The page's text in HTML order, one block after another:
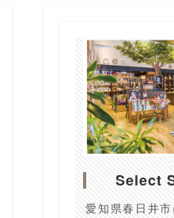
Select
愛知県春日井